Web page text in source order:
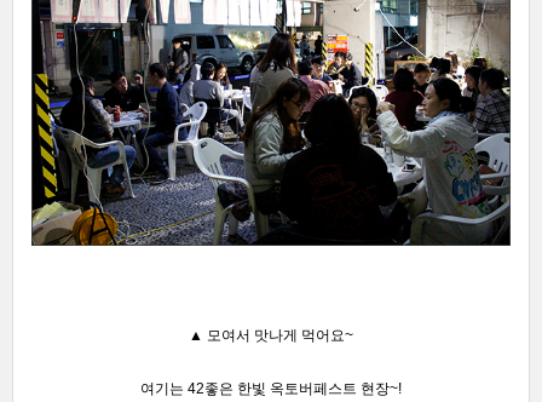
▲ 모여서 맛나게 먹어요~
여기는 42좋은 한빛 옥토버페스트 현장~!